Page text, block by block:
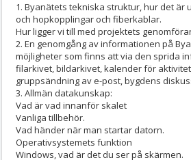
1. Byanätets tekniska struktur, hur det är
och hopkopplingar och fiberkablar.
Hur ligger vi till med projektets
2. En genomgång av informationen på
möjligheter som finns att via den sprida
filarkivet, bildarkivet, kalender för
gruppsändning av e-post, bygdens
3. Allmän datakunskap:
Vad är vad innanför skalet
Vanliga tillbehör.
Vad händer när man startar datorn.
Operativsystemets funktion
Windows, vad är det du ser på skärmen.